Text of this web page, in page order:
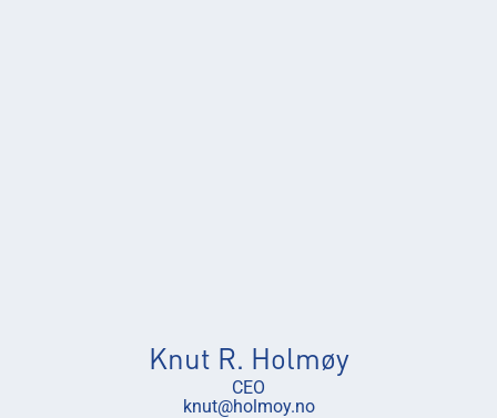
Knut R. Holmøy
CEO
knut@holmoy.no